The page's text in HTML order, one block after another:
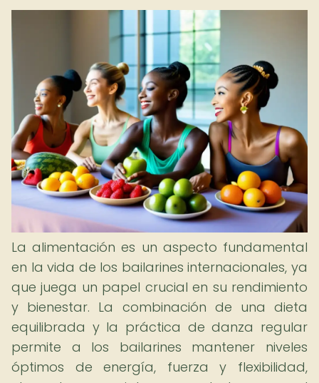
La alimentación es un aspecto fundamental
en la vida de los bailarines internacionales, ya
que juega un papel crucial en su rendimiento
y bienestar. La combinación de una dieta
equilibrada y la práctica de danza regular
permite a los bailarines mantener niveles
óptimos de energía, fuerza y flexibilidad,